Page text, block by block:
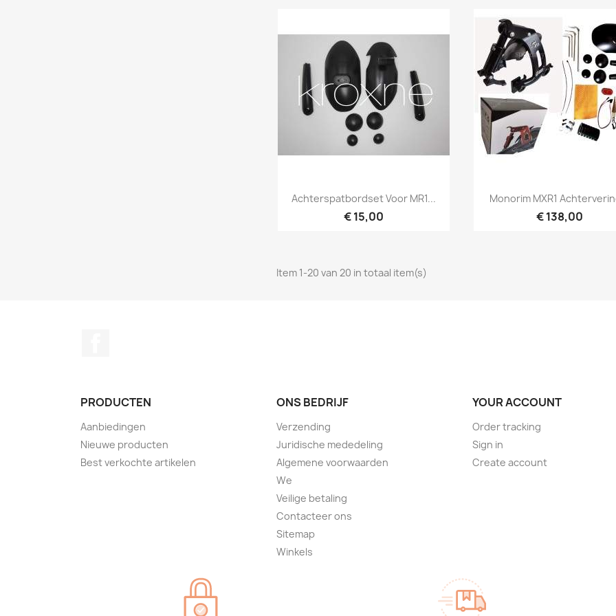
Snel bekijken
Achterspatbordset Voor MR1...
€ 15,00
Snel bekijken
Monorim MXR1
€ 138,00
Item 1-20 van 20 in totaal item(s)
PRODUCTEN
Aanbiedingen
Nieuwe producten
Best verkochte artikelen
ONS BEDRIJF
Verzending
Juridische mededeling
Algemene voorwaarden
We
Veilige betaling
Contacteer ons
Sitemap
Winkels
YOUR ACCOUNT
Order tracking
Sign in
Create account